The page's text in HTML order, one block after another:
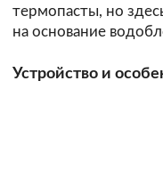
термопасты, но
на основание
Устройство и